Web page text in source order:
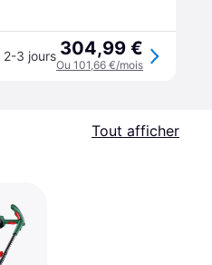
2-3 jours 304,99 €
Ou 101,66 €/mois
Tout afficher